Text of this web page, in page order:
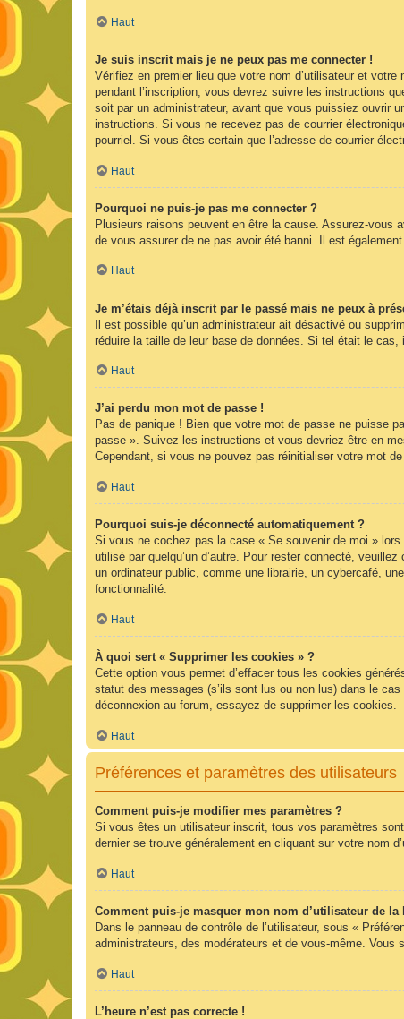
Haut
Je suis inscrit mais je ne peux pas me connecter !
Vérifiez en premier lieu que votre nom d’utilisateur et
pendant l’inscription, vous devrez suivre les instructions
soit par un administrateur, avant que vous puissiez ouvrir
instructions. Si vous ne recevez pas de courrier
pourriel. Si vous êtes certain que l’adresse de courrier
Haut
Pourquoi ne puis-je pas me connecter ?
Plusieurs raisons peuvent en être la cause. Assurez-
de vous assurer de ne pas avoir été banni. Il est
Haut
Je m’étais déjà inscrit par le passé mais ne peux à
Il est possible qu’un administrateur ait désactivé ou
réduire la taille de leur base de données. Si tel était le
Haut
J’ai perdu mon mot de passe !
Pas de panique ! Bien que votre mot de passe ne puisse
passe ». Suivez les instructions et vous devriez être en
Cependant, si vous ne pouvez pas réinitialiser votre mot
Haut
Pourquoi suis-je déconnecté automatiquement ?
Si vous ne cochez pas la case « Se souvenir de moi »
utilisé par quelqu’un d’autre. Pour rester connecté,
un ordinateur public, comme une librairie, un cybercafé,
fonctionnalité.
Haut
À quoi sert « Supprimer les cookies » ?
Cette option vous permet d’effacer tous les cookies
statut des messages (s’ils sont lus ou non lus) dans le
déconnexion au forum, essayez de supprimer les cookies.
Haut
Préférences et paramètres des utilisateurs
Comment puis-je modifier mes paramètres ?
Si vous êtes un utilisateur inscrit, tous vos paramètres
dernier se trouve généralement en cliquant sur votre nom
Haut
Comment puis-je masquer mon nom d’utilisateur de
Dans le panneau de contrôle de l’utilisateur, sous «
administrateurs, des modérateurs et de vous-même.
Haut
L’heure n’est pas correcte !